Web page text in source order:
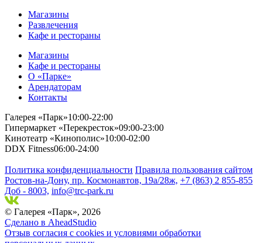
Магазины
Развлечения
Кафе и рестораны
Магазины
Кафе и рестораны
О «Парке»
Арендаторам
Контакты
Галерея «Парк»10:00-22:00
Гипермаркет «Перекресток»09:00-23:00
Кинотеатр «Кинополис»10:00-02:00
DDX Fitness06:00-24:00
Политика конфиденциальности Правила пользования сайтом
Ростов-на-Дону, пр. Космонавтов, 19а/28ж, +7 (863) 2 855-855
Доб - 8003, info@trc-park.ru
© Галерея «Парк», 2026
Сделано в AheadStudio
Отзыв согласия с cookies и условиями обработки